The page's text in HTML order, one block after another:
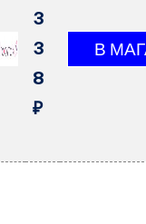
3
3
8
₽